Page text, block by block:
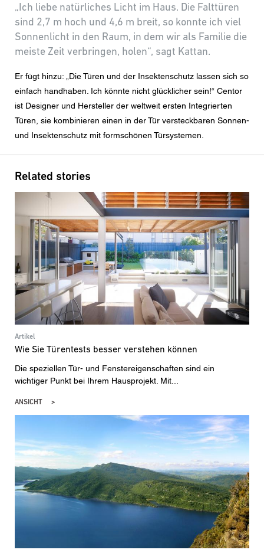
„Ich liebe natürliches Licht im Haus. Die Falttüren
sind 2,7 m hoch und 4,6 m breit, so konnte ich viel
Sonnenlicht in den Raum, in dem wir als Familie die
meiste Zeit verbringen, holen“, sagt Kattan.
Er fügt hinzu: „Die Türen und der Insektenschutz lassen sich so
einfach handhaben. Ich könnte nicht glücklicher sein!“ Centor
ist Designer und Hersteller der weltweit ersten Integrierten
Türen, sie kombinieren einen in der Tür versteckbaren Sonnen-
und Insektenschutz mit formschönen Türsystemen.
Related stories
Artikel
Wie Sie Türentests besser verstehen können
Die speziellen Tür- und Fenstereigenschaften sind ein
wichtiger Punkt bei Ihrem Hausprojekt. Mit...
ANSICHT
Ich stimme der Weiterleitung meiner personenbezogenen
Daten in den obigen Formularfeldern an den
nächstgelegenen Centor Händler oder an einen
zuständigen Centor Mitarbeiter zu, welcher mich in
Bezug auf das Anliegen meiner Anfrage kontaktieren
wird.
Die Nutzung Ihrer personenbezogenen Daten entspricht
den aktuelle Datenschutzrichtlinien.